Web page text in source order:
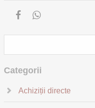
Categorii
Achiziții directe